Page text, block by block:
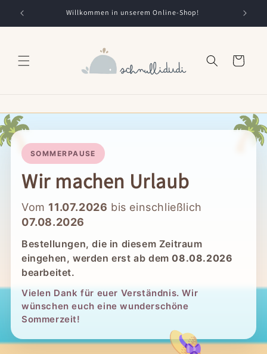
zum
Willkommen in unserem Online-Shop!
Warenkorb
SOMMERPAUSE
Wir machen Urlaub
Vom 11.07.2026 bis einschließlich
07.08.2026
Bestellungen, die in diesem Zeitraum
eingehen, werden erst ab dem08.08.2026
bearbeitet.
Vielen Dank für euer Verständnis. Wir
wünschen euch eine wunderschöne
Sommerzeit!